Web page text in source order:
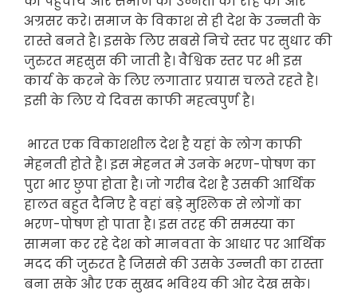
अग्रसर करे। समाज के विकाश से ही देश के उन्नती के
रास्ते बनते है। इसके लिए सबसे निचे स्तर पर सुधार की
जुरुरत महसुस की जाती है। वैश्विक स्तर पर भी इस
कार्य के करने के लिए लगातार प्रयास चलते रहते है।
इसी के लिए ये दिवस काफी महत्वपुर्ण है।
भारत एक विकाशशील देश है यहां के लोग काफी
मेहनती होते है। इस मेहनत मे उनके भरण-पोषण का
पुरा भार छुपा होता है। जो गरीब देश है उसकी आर्थिक
हालत बहुत दैनिए है वहां बड़े मुश्लिक से लोगों का
भरण-पोषण हो पाता है। इस तरह की समस्या का
सामना कर रहे देश को मानवता के आधार पर आर्थिक
मदद की जुरुरत है जिससे की उसके उन्नती का रास्ता
बना सके और एक सुखद भविश्य की ओर देख सके।